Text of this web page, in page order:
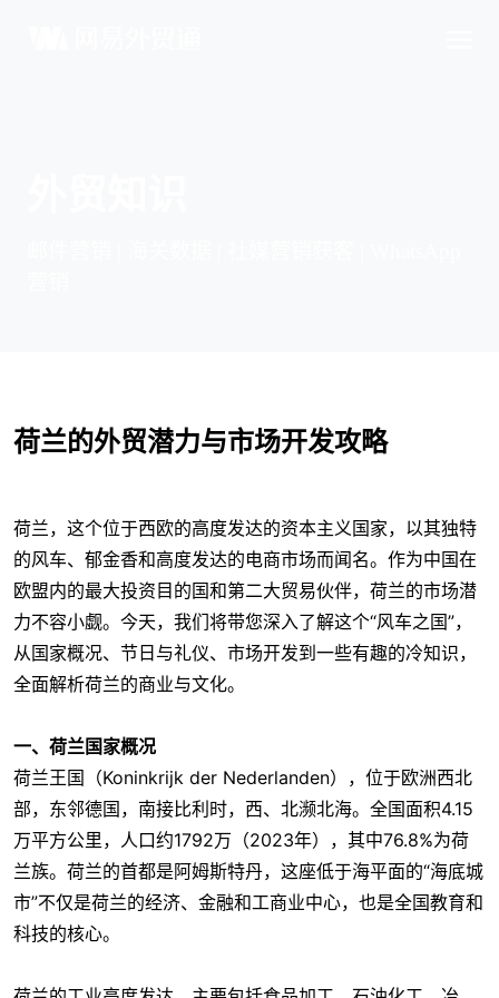
荷兰的外贸潜力与市场开发攻略
荷兰，这个位于西欧的高度发达的资本主义国家，以其独特
的风车、郁金香和高度发达的电商市场而闻名。作为中国在
欧盟内的最大投资目的国和第二大贸易伙伴，荷兰的市场潜
力不容小觑。今天，我们将带您深入了解这个“风车之国”，
从国家概况、节日与礼仪、市场开发到一些有趣的冷知识，
全面解析荷兰的商业与文化。
一、荷兰国家概况
荷兰王国（Koninkrijk der Nederlanden），位于欧洲西北
部，东邻德国，南接比利时，西、北濒北海。全国面积4.15
万平方公里，人口约1792万（2023年），其中76.8%为荷
兰族。荷兰的首都是阿姆斯特丹，这座低于海平面的“海底城
市”不仅是荷兰的经济、金融和工商业中心，也是全国教育和
科技的核心。